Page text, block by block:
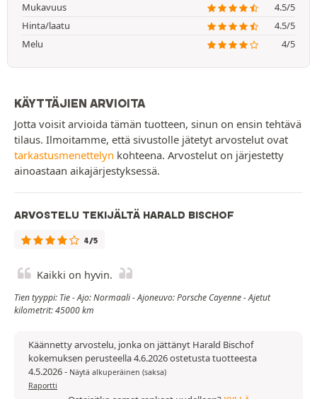
Mukavuus
4.5/5
Hinta/laatu
4.5/5
Melu
4/5
KÄYTTÄJIEN ARVIOITA
Jotta voisit arvioida tämän tuotteen, sinun on ensin tehtävä
tilaus. Ilmoitamme, että sivustolle jätetyt arvostelut ovat
tarkastusmenettelyn kohteena. Arvostelut on järjestetty
ainoastaan aikajärjestyksessä.
ARVOSTELU TEKIJÄLTÄ HARALD BISCHOF
4/5
Kaikki on hyvin.
Tien tyyppi: Tie - Ajo: Normaali - Ajoneuvo: Porsche Cayenne - Ajetut
kilometrit: 45000 km
Käännetty arvostelu, jonka on jättänyt Harald Bischof
kokemuksen perusteella 4.6.2026 ostetusta tuotteesta
4.5.2026- Näytä alkuperäinen (saksa)
Raportti